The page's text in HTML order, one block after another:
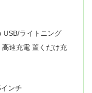
USB/ライトニング
速充電 置くだけ充
ンチ